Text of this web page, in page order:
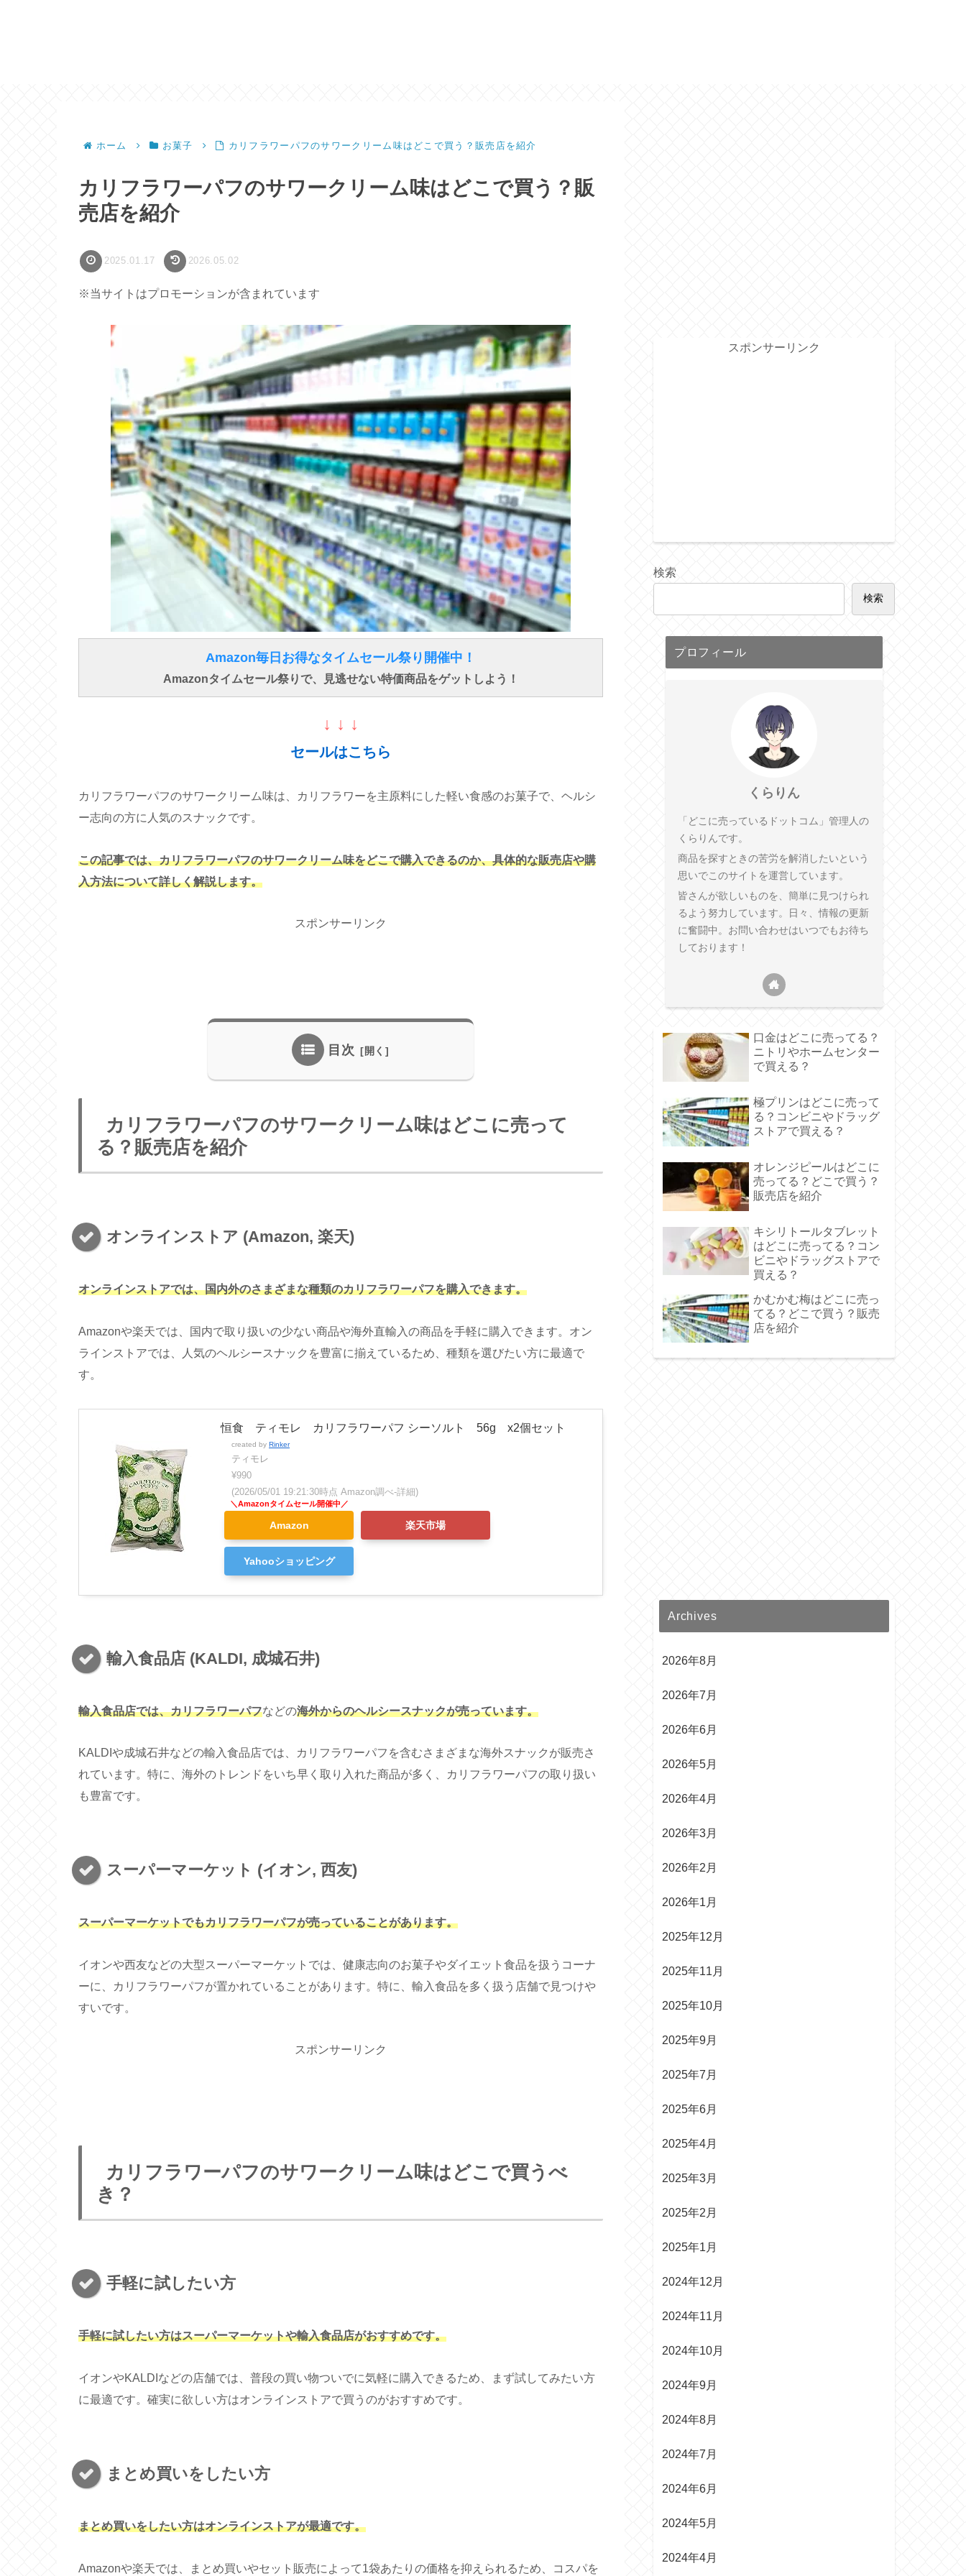
ホーム お菓子 カリフラワーパフのサワークリーム味はどこで買う？販売店を紹介
カリフラワーパフのサワークリーム味はどこで買う？販
売店を紹介
2025.01.17 2026.05.02
※当サイトはプロモーションが含まれています
Amazon毎日お得なタイムセール祭り開催中！
Amazonタイムセール祭りで、見逃せない特価商品をゲットしよう！
↓ ↓ ↓
セールはこちら
カリフラワーパフのサワークリーム味は、カリフラワーを主原料にした軽い食感のお菓子で、ヘルシ
ー志向の方に人気のスナックです。
この記事では、カリフラワーパフのサワークリーム味をどこで購入できるのか、具体的な販売店や購
入方法について詳しく解説します。
スポンサーリンク
目次
カリフラワーパフのサワークリーム味はどこに売って
る？販売店を紹介
オンラインストア (Amazon, 楽天)
オンラインストアでは、国内外のさまざまな種類のカリフラワーパフを購入できます。
Amazonや楽天では、国内で取り扱いの少ない商品や海外直輸入の商品を手軽に購入できます。オン
ラインストアでは、人気のヘルシースナックを豊富に揃えているため、種類を選びたい方に最適で
す。
恒食 ティモレ カリフラワーパフ シーソルト 56g x2個セット
created by Rinker
ティモレ
¥990
(2026/05/01 19:21:30時点 Amazon調べ-詳細)
Amazon 楽天市場
Yahooショッピング
輸入食品店 (KALDI, 成城石井)
輸入食品店では、カリフラワーパフなどの海外からのヘルシースナックが売っています。
KALDIや成城石井などの輸入食品店では、カリフラワーパフを含むさまざまな海外スナックが販売さ
れています。特に、海外のトレンドをいち早く取り入れた商品が多く、カリフラワーパフの取り扱い
も豊富です。
スーパーマーケット (イオン, 西友)
スーパーマーケットでもカリフラワーパフが売っていることがあります。
イオンや西友などの大型スーパーマーケットでは、健康志向のお菓子やダイエット食品を扱うコーナ
ーに、カリフラワーパフが置かれていることがあります。特に、輸入食品を多く扱う店舗で見つけや
すいです。
スポンサーリンク
カリフラワーパフのサワークリーム味はどこで買うべ
き？
手軽に試したい方
手軽に試したい方はスーパーマーケットや輸入食品店がおすすめです。
イオンやKALDIなどの店舗では、普段の買い物ついでに気軽に購入できるため、まず試してみたい方
に最適です。確実に欲しい方はオンラインストアで買うのがおすすめです。
まとめ買いをしたい方
まとめ買いをしたい方はオンラインストアが最適です。
Amazonや楽天では、まとめ買いやセット販売によって1袋あたりの価格を抑えられるため、コスパを
スポンサーリンク
検索
検索
プロフィール
くらりん
「どこに売っているドットコム」管理人の
くらりんです。
商品を探すときの苦労を解消したいという
思いでこのサイトを運営しています。
皆さんが欲しいものを、簡単に見つけられ
るよう努力しています。日々、情報の更新
に奮闘中。お問い合わせはいつでもお待ち
しております！
口金はどこに売ってる？
ニトリやホームセンター
で買える？
極プリンはどこに売って
る？コンビニやドラッグ
ストアで買える？
オレンジピールはどこに
売ってる？どこで買う？
販売店を紹介
キシリトールタブレット
はどこに売ってる？コン
ビニやドラッグストアで
買える？
かむかむ梅はどこに売っ
てる？どこで買う？販売
店を紹介
Archives
2026年8月
2026年7月
2026年6月
2026年5月
2026年4月
2026年3月
2026年2月
2026年1月
2025年12月
2025年11月
2025年10月
2025年9月
2025年7月
2025年6月
2025年4月
2025年3月
2025年2月
2025年1月
2024年12月
2024年11月
2024年10月
2024年9月
2024年8月
2024年7月
2024年6月
2024年5月
2024年4月